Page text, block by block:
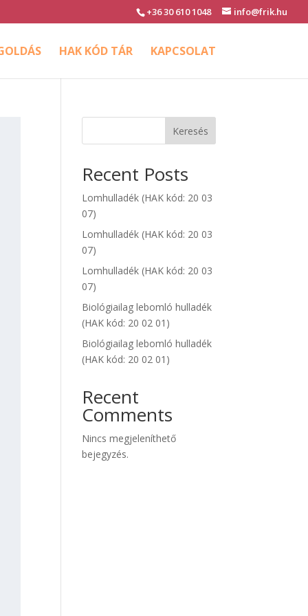
+36 30 610 1048 info@frik.hu
HAK KÓD TÁR KAPCSOLAT
Keresés
Recent Posts
Lomhulladék (HAK kód: 20 03
07)
Lomhulladék (HAK kód: 20 03
07)
Lomhulladék (HAK kód: 20 03
07)
Biológiailag lebomló hulladék
(HAK kód: 20 02 01)
Biológiailag lebomló hulladék
(HAK kód: 20 02 01)
Recent
Comments
Nincs megjeleníthető
bejegyzés.